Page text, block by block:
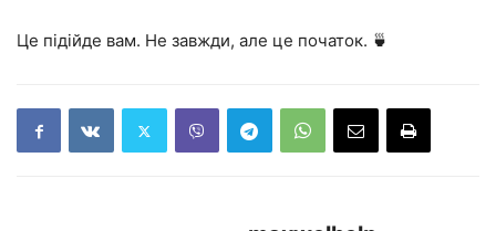
Це підійде вам. Не завжди, але це початок. 🍵